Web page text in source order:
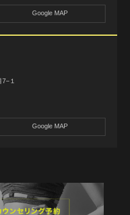
Google MAP
１
Google MAP